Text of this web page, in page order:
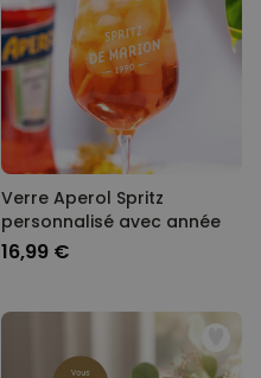
Verre Aperol Spritz
personnalisé avec année
16,99 €